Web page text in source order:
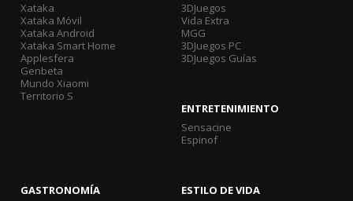
Xataka
Xataka Móvil
Xataka Android
Xataka Smart Home
Applesfera
Genbeta
Mundo Xiaomi
Territorio S
3DJuegos
Vida Extra
MGG
3DJuegos PC
3DJuegos Guías
ENTRETENIMIENTO
Sensacine
Espinof
GASTRONOMÍA
ESTILO DE VIDA